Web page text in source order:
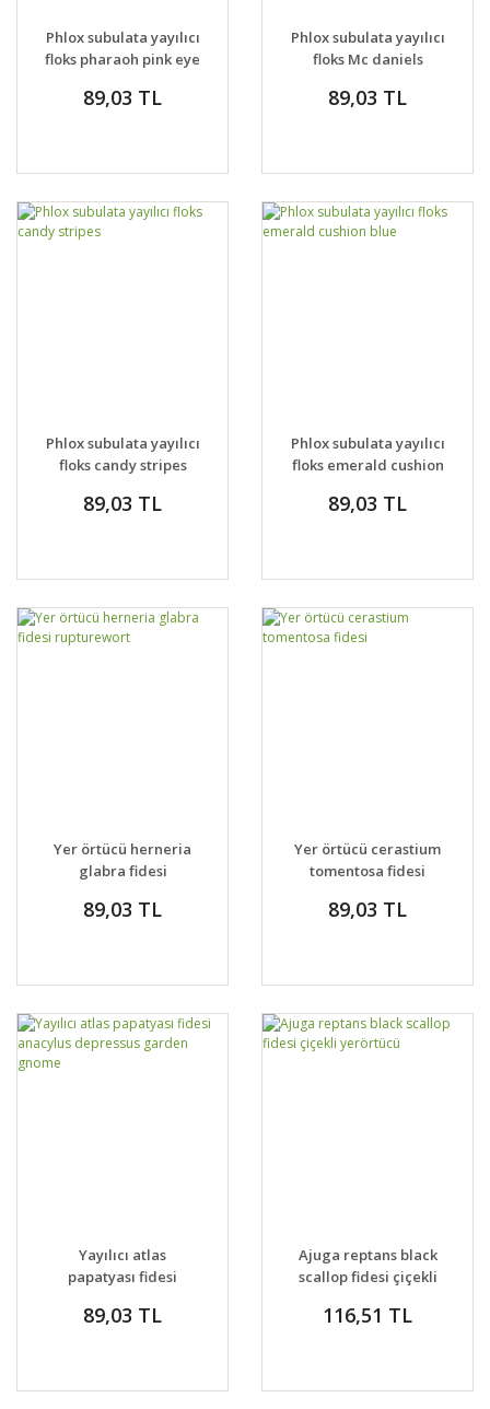
Phlox subulata yayılıcı
floks pharaoh pink eye
89,03 TL
Phlox subulata yayılıcı
floks Mc daniels
89,03 TL
Phlox subulata yayılıcı
floks candy stripes
89,03 TL
Phlox subulata yayılıcı
floks emerald cushion
89,03 TL
Yer örtücü herneria
glabra fidesi
89,03 TL
Yer örtücü cerastium
tomentosa fidesi
89,03 TL
Yayılıcı atlas
papatyası fidesi
garden gnome
89,03 TL
Ajuga reptans black
scallop fidesi çiçekli
116,51 TL